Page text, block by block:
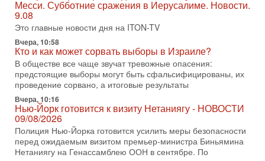
3-08-2026, 11:09
Выборы в Израиле в опасности?! ШАБАК формирует
спецотдел
В этом выпуске мы разбираем одну из самых тревожных
тем израильской политики. Известно, что израильская
Служба общей безопасности (ШАБАК) создала
3-08-2026, 08:32
Трамп и Иран: последний шанс - НОВОСТИ
03/08/2026
Президент США Дональд Трамп объявил о возобновлении
переговоров с Ираном, но Тегеран пока не подтвердил
готовность к диалогу. По словам американского
2-08-2026, 08:42
Трамп отменил удар по Ирану - НОВОСТИ
Месси. Субботние сражения в Иерусалиме. Новости.
9.08
Это главные новости дня на ITON-TV
Вчера, 10:58
Кто и как может сорвать выборы в Израиле?
В обществе все чаще звучат тревожные опасения:
предстоящие выборы могут быть сфальсифицированы, их
проведение сорвано, а итоговые результаты
Вчера, 10:16
Нью-Йорк готовится к визиту Нетаниягу - НОВОСТИ
09/08/2026
Полиция Нью-Йорка готовится усилить меры безопасности
перед ожидаемым визитом премьер-министра Биньямина
Нетаниягу на Генассамблею ООН в сентябре. По